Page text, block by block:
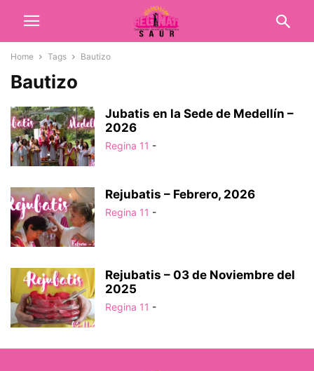
Home Tags Bautizo
Bautizo
Jubatis en la Sede de Medellín –
2026
Regina 11 -
Rejubatis – Febrero, 2026
Regina 11 -
Rejubatis – 03 de Noviembre del
2025
Regina 11 -